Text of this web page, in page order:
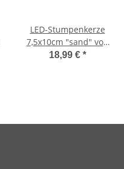
LED-Stumpenkerze
7,5x10cm "sand" von
DELUXE Homeart
18,99 € *